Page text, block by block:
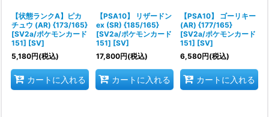
【状態ランクA】ピカ
チュウ (AR) {173/165}
[SV2a/ポケモンカード
151] [SV]
5,180円(税込)
カートに入れる
【PSA10】 リザードン
ex (SR) {185/165}
[SV2a/ポケモンカード
151] [SV]
17,800円(税込)
カートに入れる
【PSA10】 ゴーリキー
(AR) {177/165}
[SV2a/ポケモンカード
151] [SV]
6,580円(税込)
カートに入れる